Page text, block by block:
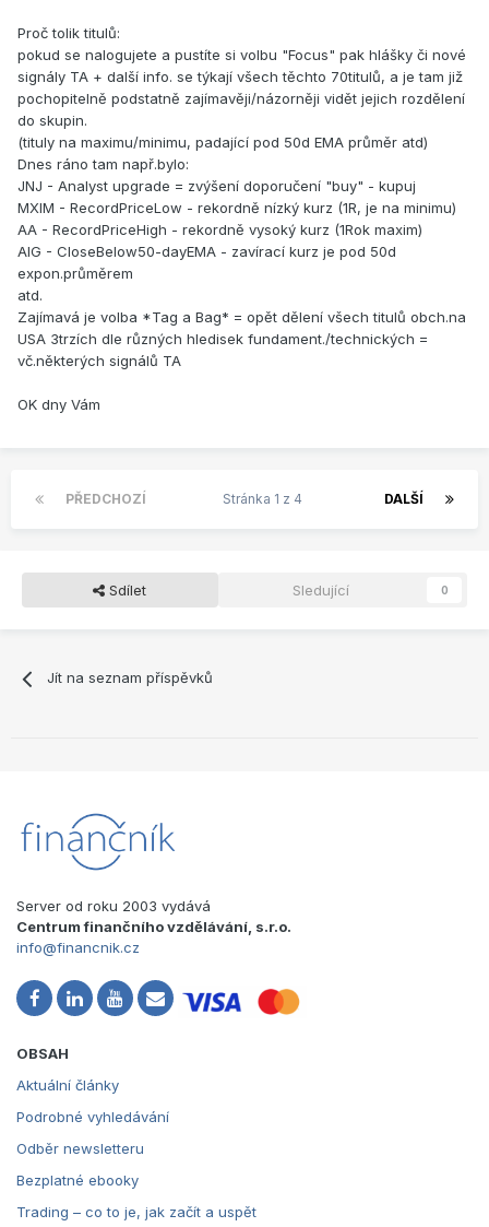
Proč tolik titulů:
pokud se nalogujete a pustíte si volbu "Focus" pak hlášky či nové
signály TA + další info. se týkají všech těchto 70titulů, a je tam již
pochopitelně podstatně zajímavěji/názorněji vidět jejich rozdělení
do skupin.
(tituly na maximu/minimu, padající pod 50d EMA průměr atd)
Dnes ráno tam např.bylo:
JNJ - Analyst upgrade = zvýšení doporučení "buy" - kupuj
MXIM - RecordPriceLow - rekordně nízký kurz (1R, je na minimu)
AA - RecordPriceHigh - rekordně vysoký kurz (1Rok maxim)
AIG - CloseBelow50-dayEMA - zavírací kurz je pod 50d
expon.průměrem
atd.
Zajímavá je volba *Tag a Bag* = opět dělení všech titulů obch.na
USA 3trzích dle různých hledisek fundament./technických =
vč.některých signálů TA
OK dny Vám
PŘEDCHOZÍ DALŠÍ
Stránka 1 z 4
Sdílet Sledující 0
Jít na seznam příspěvků
Server od roku 2003 vydává
Centrum finančního vzdělávání, s.r.o.
info@financnik.cz
OBSAH
Aktuální články
Podrobné vyhledávání
Odběr newsletteru
Bezplatné ebooky
Trading – co to je, jak začít a uspět